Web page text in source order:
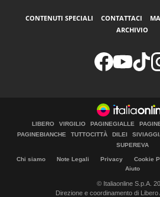
CONTENUTI SPECIALI CONTATTACI
ARCHIVIO
LIBERO VIRGILIO PAGINEGIALLE
PAGINEBIANCHE
TUTTOCITTÀ DILEI
SUPEREVA
Chi siamo Note Legali Privacy Cookie
Aiuto
© Italiaonline S.p.A.
Direzione e coordinamento di Libero